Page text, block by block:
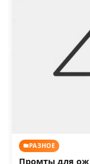
РАЗНОЕ
Промты для